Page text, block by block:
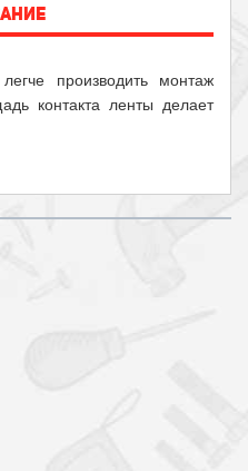
производить монтаж
контакта ленты делает